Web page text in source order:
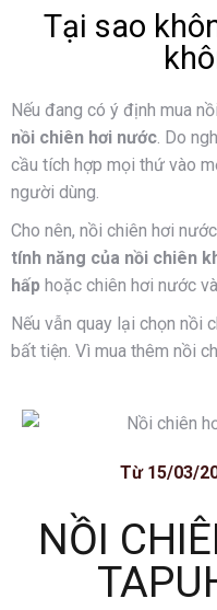
Tại sao
Nếu đang có ý định mua
nồi chiên hơi nước. Do
cầu tích hợp mọi thứ vào
người dùng.
Cho nên, nồi chiên hơi
tính năng của nồi chiên
hấp hoặc chiên hơi nước
Nếu vẫn quay lại chọn nồi
bất tiện. Vì mua thêm nồi
Từ 15/03/
NỒI